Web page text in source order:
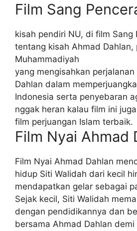
Film Sang
kisah pendiri NU, di film Sang
tentang kisah Ahmad Dahlan,
Muhammadiyah
yang mengisahkan
Dahlan dalam
Indonesia serta penyebaran
nggak heran kalau film ini
film perjuangan Islam terbaik.
Film Nyai Ahmad
Film Nyai Ahmad Dahlan
hidup Siti Walidah dari kecil
mendapatkan gelar sebagai
Sejak kecil, Siti Walidah
dengan pendidikannya dan
bersama Ahmad Dahlan